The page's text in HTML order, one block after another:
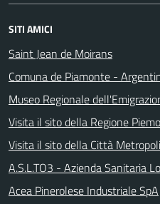
SITI AMICI
Saint Jean de Moirans
Comuna de Piamonte -
Museo Regionale
Visita il sito della Regione
Visita il sito della Città
A.S.L.TO3 - Azienda Sanitaria
Acea Pinerolese Industriale SpA